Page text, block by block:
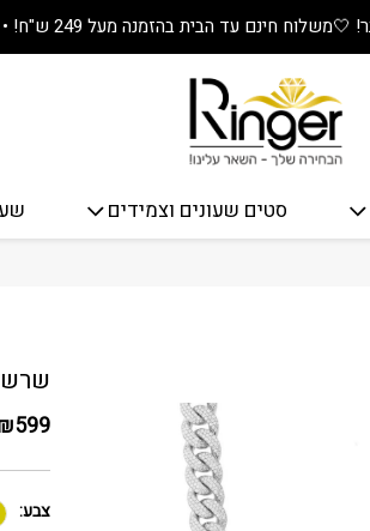
משלוח חינם עד הבית בהזמנה מעל 249 ש"ח! • מתנה שווה בכל קנייה! 🎁
סטים שעונים וצמידים
599
צבע: